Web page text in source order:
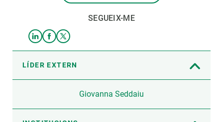
SEGUEIX-ME
LÍDER EXTERN
Giovanna Seddaiu